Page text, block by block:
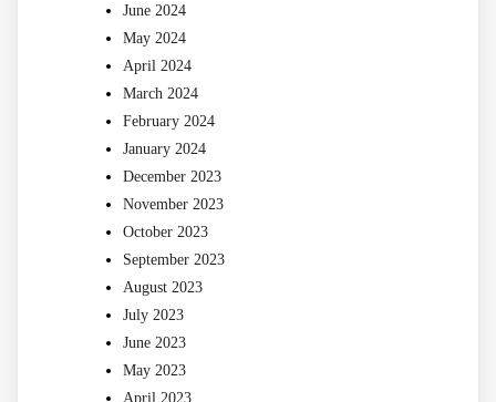
June 2024
May 2024
April 2024
March 2024
February 2024
January 2024
December 2023
November 2023
October 2023
September 2023
August 2023
July 2023
June 2023
May 2023
April 2023